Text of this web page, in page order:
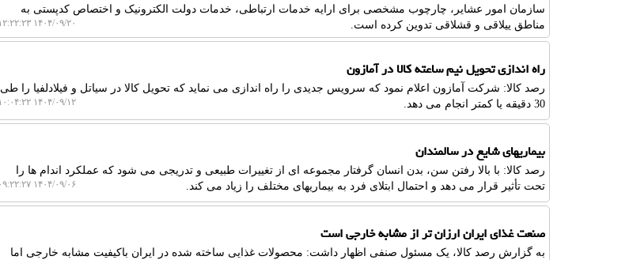
سازمان امور عشایر، چارچوب مشخصی برای ارایه خدمات ارتباطی، خدمات دولت الکترونیک و اختصاص کدپستی به
مناطق ییلاقی و قشلاقی تدوین کرده است.
۱۴۰۴/۰۹/۲۰ ۱۲:۲۲:۲۳
راه اندازی تحویل نیم ساعته کالا در آمازون
رصد کالا: شرکت آمازون اعلام نمود که سرویس جدیدی را راه اندازی می نماید که تحویل کالا در سیاتل و فیلادلفیا را طی
30 دقیقه یا کمتر انجام می دهد.
۱۴۰۴/۰۹/۱۲ ۱۰:۰۴:۲۲
بیماریهای شایع در سالمندان
رصد کالا: با بالا رفتن سن، بدن انسان گرفتار مجموعه ای از تغییرات طبیعی و تدریجی می شود که عملکرد اندام ها را
تحت تأثیر قرار می دهد و احتمال ابتلای فرد به بیماریهای مختلف را زیاد می کند.
۱۴۰۴/۰۹/۰۶ ۰۹:۲۲:۲۷
صنعت غذای ایران ارزان تر از مشابه خارجی است
به گزارش رصد کالا، یک مسئول صنفی اظهار داشت: محصولات غذایی ساخته شده در ایران باکیفیت مشابه خارجی اما